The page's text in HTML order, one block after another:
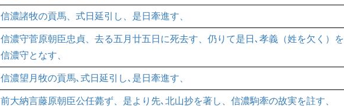
信濃諸牧の貢馬、式日延引し、是日牽進す、
信濃守菅原朝臣忠貞、去る五月廿五日に死去す、仍りて是日､孝義（姓を欠く）を
信濃守となす、
信濃望月牧の貢馬､式日延引し､是日牽進す、
前大納言藤原朝臣公任薨ず、是より先､北山抄を著し、信濃駒牽の故実を註す、